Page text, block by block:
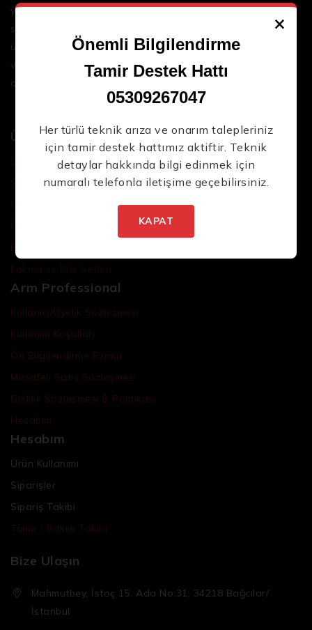
yenilikçi çözümler sunar. Geniş ürün yelpazemizle,
sektördeki en son teknolojileri ve yüksek kaliteli
ürünleri bir araya getirerek iş süreçlerinizi daha
verimli ve sorunsuz hale getirmenize yardımcı
oluyoruz.
Ürünler
Şarjlı El Aletleri
Şarjlı Led Lambalar
Özel Tasarım El Aletleri
Cırcır Kolları
Batarya ve Adaptörler
Lokma ve Bits Setleri
Arm Professional
Kullanıcı/Üyelik Sözleşmesi
Kullanım Koşulları
Ön Bilgilendirme Formu
Mesafeli Satış Sözleşmesi
Gizlilik Sözleşmesi & Politikası
Hesabım
Hesabım
Ürün Kullanımı
Siparişler
Sipariş Takibi
Tamir / Bakım Takibi
Bize Ulaşın
Mahmutbey, İstoç 15. Ada No:31, 34218 Bağcılar/
İstanbul
×
Önemli Bilgilendirme
Tamir Destek Hattı
05309267047
Her türlü teknik arıza ve onarım talepleriniz
için tamir destek hattımız aktiftir. Teknik
detaylar hakkında bilgi edinmek için
numaralı telefonla iletişime geçebilirsiniz.
KAPAT